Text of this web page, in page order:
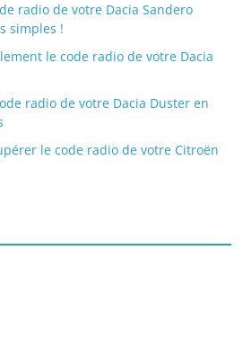
radio de votre Dacia Sandero
simples !
le code radio de votre Dacia
radio de votre Dacia Duster en
le code radio de votre Citroën